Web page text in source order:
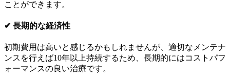
ことができます。
✔ 長期的な経済性
初期費用は高いと感じるかもしれませんが、適切なメンテナ
ンスを行えば10年以上持続するため、長期的にはコストパフ
ォーマンスの良い治療です。